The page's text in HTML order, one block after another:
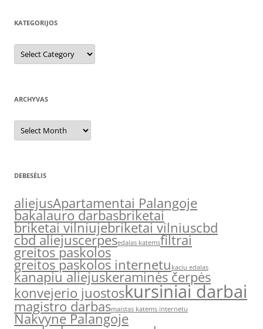
KATEGORIJOS
Kategorijos
ARCHYVAS
Archyvas
DEBESĖLIS
aliejusApartamentai Palangoje
bakalauro darbasbriketai
briketai vilniujebriketai vilniuscbd
cbd aliejuscerpesedalas katemsfiltrai
greitos paskolos
greitos paskolos internetu kaciu edalas
kanapiu aliejuskeraminės čerpės
konvejerio juostoskursiniai darbai
magistro darbasmaistas katems internetu
Nakvyne Palangoje